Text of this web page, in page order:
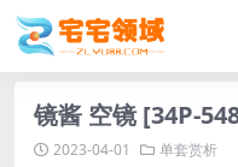
镜酱 空镜 [34P-
2023-04-01 单套赏析